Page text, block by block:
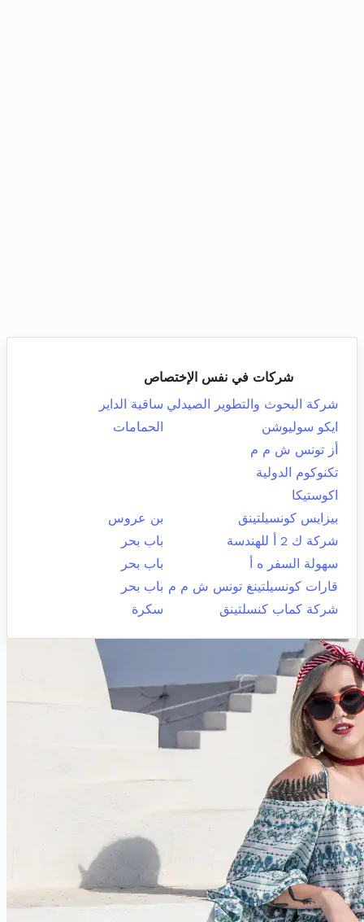
شركات في نفس الإختصاص
شركة البحوث والتطوير الصيدلي ساقية الداير
ايكو سوليوشن
الحمامات
أز تونس ش م م
تكنوكوم الدولية
اكوستيكا
بيزايس كونسيلتينق
بن عروس
شركة ك 2 أ للهندسة
باب بحر
سهولة السفر ه أ
باب بحر
قارات كونسيلتينغ تونس ش م م باب بحر
شركة كماب كنسلتينق
سكرة